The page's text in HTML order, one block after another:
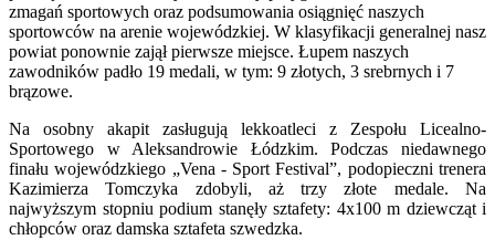
zmagań sportowych oraz podsumowania osiągnięć naszych
sportowców na arenie wojewódzkiej. W klasyfikacji generalnej nasz
powiat ponownie zajął pierwsze miejsce. Łupem naszych
zawodników padło 19 medali, w tym: 9 złotych, 3 srebrnych i 7
brązowe.
Na osobny akapit zasługują lekkoatleci z Zespołu Licealno-
Sportowego w Aleksandrowie Łódzkim. Podczas niedawnego
finału wojewódzkiego „Vena - Sport Festival”, podopieczni trenera
Kazimierza Tomczyka zdobyli, aż trzy złote medale. Na
najwyższym stopniu podium stanęły sztafety: 4x100 m dziewcząt i
chłopców oraz damska sztafeta szwedzka.